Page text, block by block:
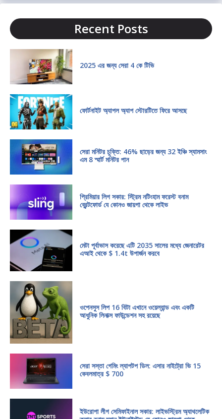
Recent Posts
2025 এর জন্য সেরা 4 কে টিভি
ফোর্টনাইট অ্যাপল অ্যাপ স্টোরটিতে ফিরে আসছে
সেরা মনিটর চুক্তি: 46% ছাড়ের জন্য 32 ইঞ্চি স্যামসাং
এম 8 স্মার্ট মনিটর পান
প্রিমিয়ার লিগ সকার: স্ট্রিম নটিংহাম ফরেস্ট বনাম
ব্রেন্টফোর্ড যে কোনও জায়গা থেকে লাইভ
মেটা পূর্বাভাস করেছে এটি 2035 সালের মধ্যে জেনারেটর
এআই থেকে $ 1.4t উপার্জন করবে
ওপেনসুস লিপ 16 বিটা এখানে ওয়েল্যান্ড এবং একটি
আধুনিক লিনাক্স ফাউন্ডেশন সহ রয়েছে
সেরা সস্তা গেমিং ল্যাপটপ ডিল: এসার নাইট্রো ভি 15
কেবলমাত্র $ 700
ইউরোপা লীগ সেমিফাইনাল সকার: লাইভস্ট্রিম অ্যাথলেটিক